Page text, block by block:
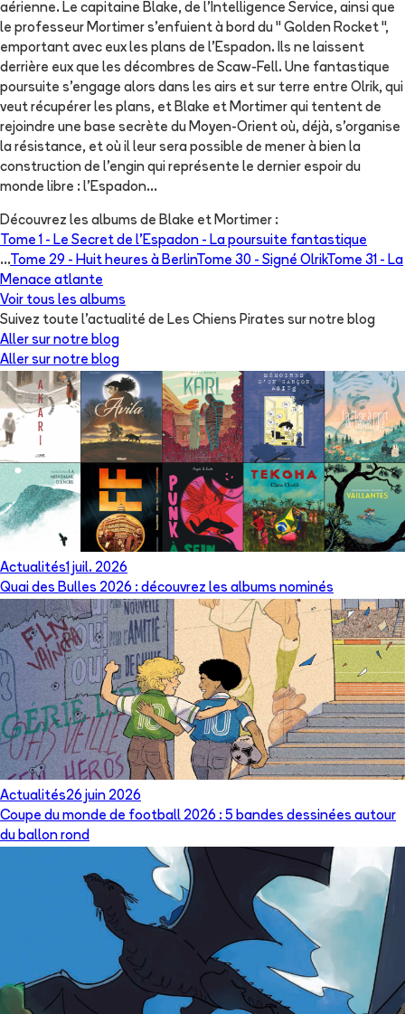
aérienne. Le capitaine Blake, de l'Intelligence Service, ainsi que
le professeur Mortimer s'enfuient à bord du " Golden Rocket ",
emportant avec eux les plans de l'Espadon. Ils ne laissent
derrière eux que les décombres de Scaw-Fell. Une fantastique
poursuite s'engage alors dans les airs et sur terre entre Olrik, qui
veut récupérer les plans, et Blake et Mortimer qui tentent de
rejoindre une base secrète du Moyen-Orient où, déjà, s'organise
la résistance, et où il leur sera possible de mener à bien la
construction de l'engin qui représente le dernier espoir du
monde libre : l'Espadon...
Découvrez les albums de Blake et Mortimer :
Tome 1 - Le Secret de l'Espadon - La poursuite fantastique
...Tome 29 - Huit heures à BerlinTome 30 - Signé OlrikTome 31 - La
Menace atlante
Voir tous les albums
Suivez toute l'actualité de Les Chiens Pirates sur notre blog
Aller sur notre blog
Aller sur notre blog
Actualités1 juil. 2026
Quai des Bulles 2026 : découvrez les albums nominés
Actualités26 juin 2026
Coupe du monde de football 2026 : 5 bandes dessinées autour
du ballon rond